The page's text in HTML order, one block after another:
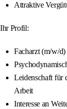
Attraktive
Ihr Profil:
Facharzt (m/w/
Leidenschaft für
Arbeit
Interesse an